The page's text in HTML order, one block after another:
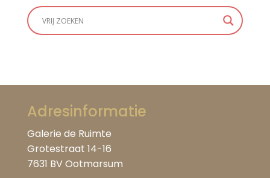
Adresinformatie
Galerie de Ruimte
Grotestraat 14-16
7631 BV Ootmarsum